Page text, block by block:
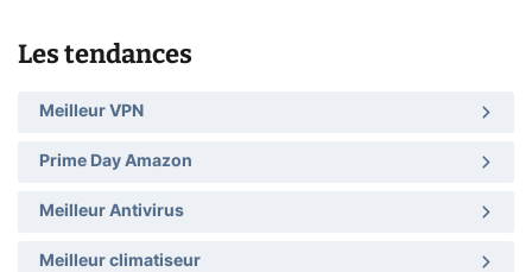
Les tendances
Meilleur VPN
Prime Day Amazon
Meilleur Antivirus
Meilleur climatiseur